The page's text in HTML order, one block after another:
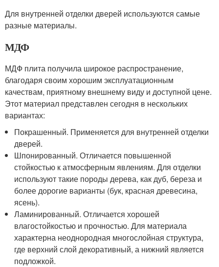
Для внутренней отделки дверей используются самые
разные материалы.
МДФ
МДФ плита получила широкое распространение,
благодаря своим хорошим эксплуатационным
качествам, приятному внешнему виду и доступной цене.
Этот материал представлен сегодня в нескольких
вариантах:
Покрашенный. Применяется для внутренней отделки
дверей.
Шпонированный. Отличается повышенной
стойкостью к атмосферным явлениям. Для отделки
используют такие породы дерева, как дуб, береза и
более дорогие варианты (бук, красная древесина,
ясень).
Ламинированный. Отличается хорошей
влагостойкостью и прочностью. Для материала
характерна неоднородная многослойная структура,
где верхний слой декоративный, а нижний является
подложкой.